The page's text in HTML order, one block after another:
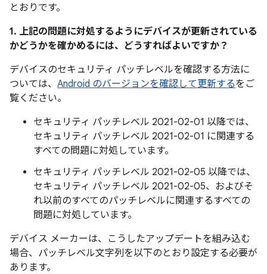
とおりです。
1. 上記の問題に対処するようにデバイスが更新されている
かどうかを確かめるには、どうすればよいですか？
デバイスのセキュリティ パッチレベルを確認する方法に
ついては、 Android のバージョンを確認して更新するをご
覧ください。
セキュリティ パッチレベル 2021-02-01 以降では、
セキュリティ パッチレベル 2021-02-01 に関連する
すべての問題に対処しています。
セキュリティ パッチレベル 2021-02-05 以降では、
セキュリティ パッチレベル 2021-02-05、およびそ
れ以前のすべてのパッチレベルに関連するすべての
問題に対処しています。
デバイス メーカーは、こうしたアップデートを組み込む
場合、パッチレベル文字列を以下のとおり設定する必要が
あります。